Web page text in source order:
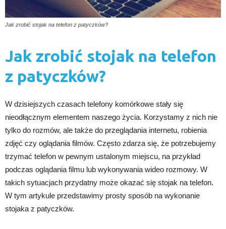
Jak zrobić stojak na telefon z patyczków?
Jak zrobić stojak na telefon
z patyczków?
W dzisiejszych czasach telefony komórkowe stały się
nieodłącznym elementem naszego życia. Korzystamy z nich nie
tylko do rozmów, ale także do przeglądania internetu, robienia
zdjęć czy oglądania filmów. Często zdarza się, że potrzebujemy
trzymać telefon w pewnym ustalonym miejscu, na przykład
podczas oglądania filmu lub wykonywania wideo rozmowy. W
takich sytuacjach przydatny może okazać się stojak na telefon.
W tym artykule przedstawimy prosty sposób na wykonanie
stojaka z patyczków.